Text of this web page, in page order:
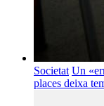
Societat Un
places deixa